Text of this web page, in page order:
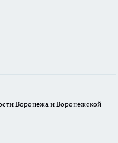
Воронежа и Воронежской